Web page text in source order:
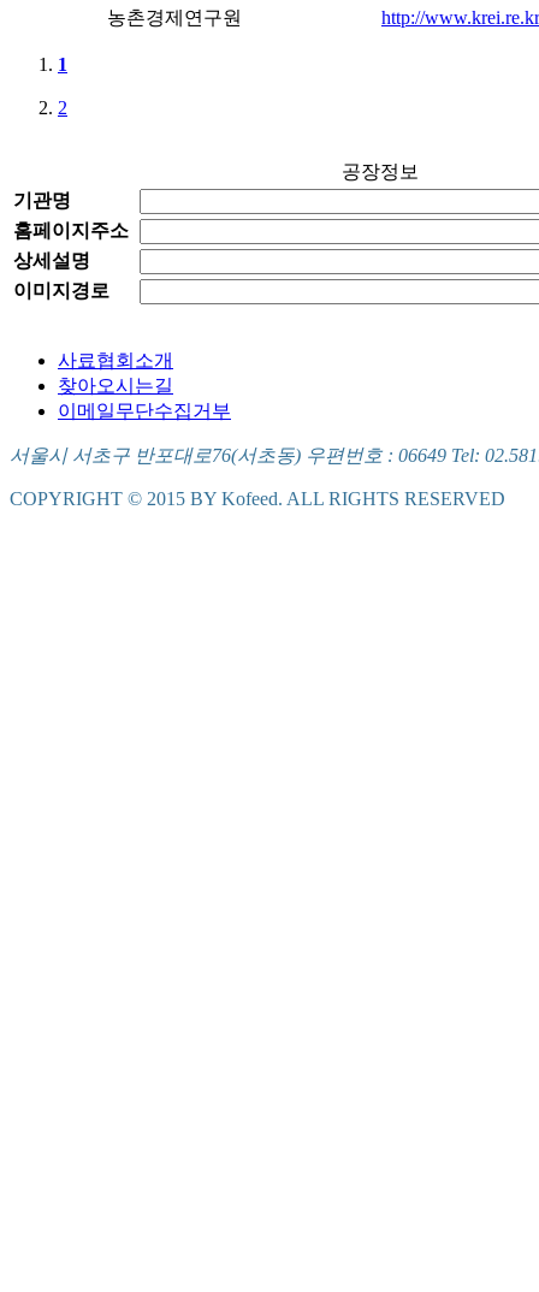
농촌경제연구원
http://
1
2
공장정보
기관명
홈페이지주소
상세설명
이미지경로
사료협회소개
찾아오시는길
이메일무단수집거부
서울시 서초구 반포대로76(서초동) 우편번호 : 06649 Tel:
COPYRIGHT © 2015 BY Kofeed. ALL RIGHTS RESERVED